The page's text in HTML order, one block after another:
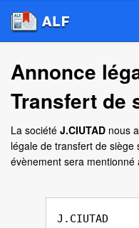
Annonce
Transfert de
La société J.CIUTAD nous
légale de transfert de
évènement sera mentionné
J.CIUTAD